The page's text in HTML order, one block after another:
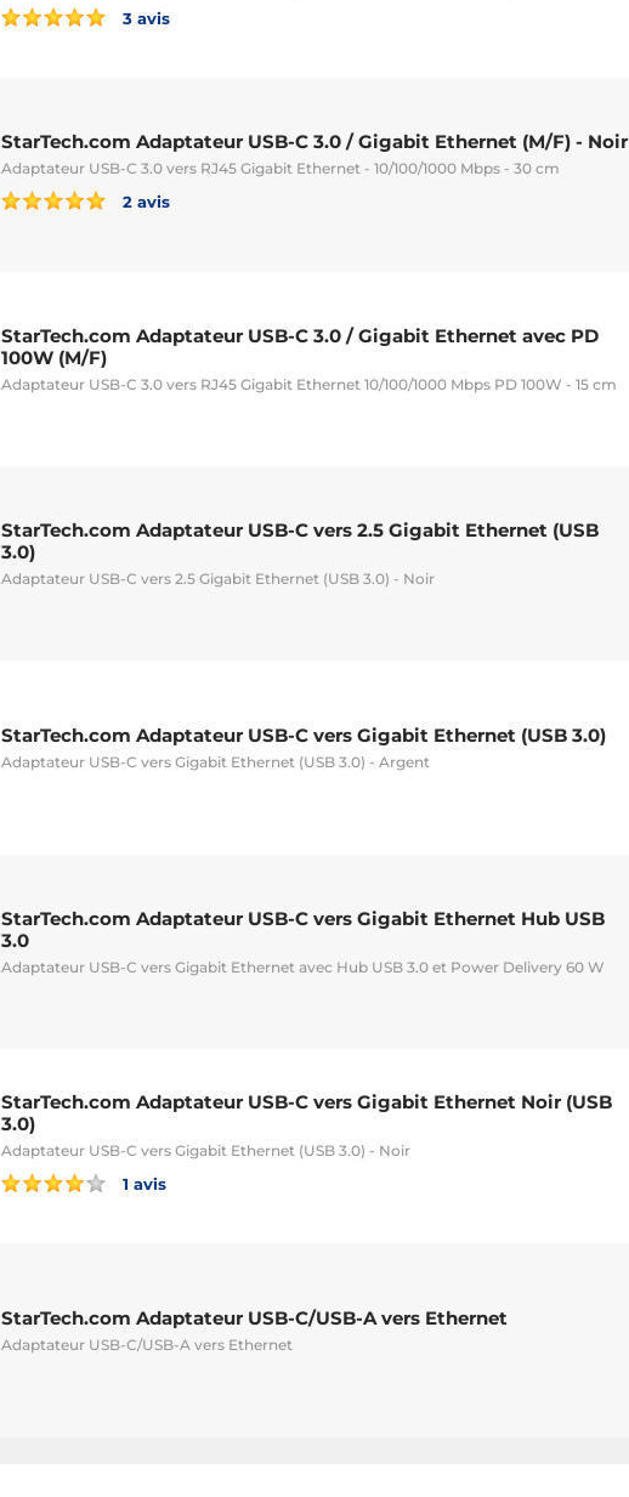
3 avis
StarTech.com Adaptateur USB-C 3.0 / Gigabit Ethernet (M/F) - Noir
Adaptateur USB-C 3.0 vers RJ45 Gigabit Ethernet - 10/100/1000 Mbps - 30 cm
2 avis
StarTech.com Adaptateur USB-C 3.0 / Gigabit Ethernet avec PD
100W (M/F)
Adaptateur USB-C 3.0 vers RJ45 Gigabit Ethernet 10/100/1000 Mbps PD 100W - 15 cm
StarTech.com Adaptateur USB-C vers 2.5 Gigabit Ethernet (USB
3.0)
Adaptateur USB-C vers 2.5 Gigabit Ethernet (USB 3.0) - Noir
StarTech.com Adaptateur USB-C vers Gigabit Ethernet (USB 3.0)
Adaptateur USB-C vers Gigabit Ethernet (USB 3.0) - Argent
StarTech.com Adaptateur USB-C vers Gigabit Ethernet Hub USB
3.0
Adaptateur USB-C vers Gigabit Ethernet avec Hub USB 3.0 et Power Delivery 60 W
StarTech.com Adaptateur USB-C vers Gigabit Ethernet Noir (USB
3.0)
Adaptateur USB-C vers Gigabit Ethernet (USB 3.0) - Noir
1 avis
StarTech.com Adaptateur USB-C/USB-A vers Ethernet
Adaptateur USB-C/USB-A vers Ethernet